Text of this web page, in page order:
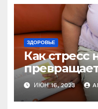
ЗДОРОВЬЕ
Как стресс
колобка!
ИЮН 16, 2023